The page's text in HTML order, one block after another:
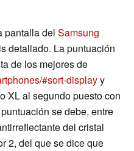
pantalla del Samsung
detallado. La puntuación
de los mejores de
#sort-displayy
XL al segundo puesto con
se debe, entre
del cristal
2, del que se dice que